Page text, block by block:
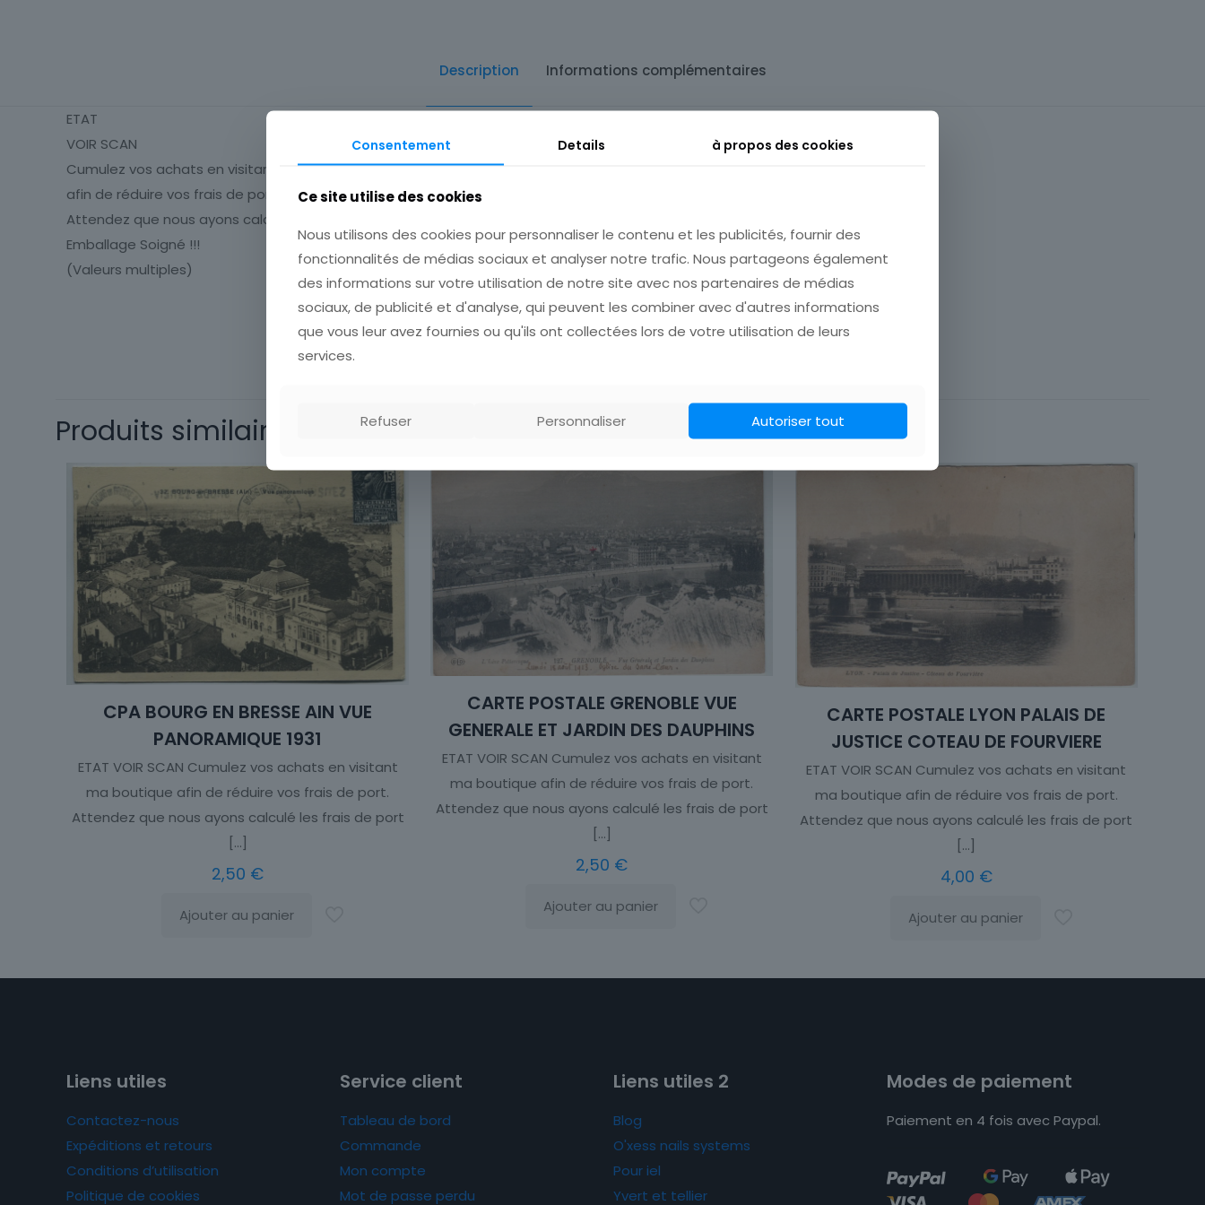
Description Informations complémentaires
ETAT
VOIR SCAN
Cumulez vos achats en visitant ma boutique
afin de réduire vos frais de port.
Attendez que nous ayons calculé les frais de port pour plusieurs achats avant de payer!
Emballage Soigné !!!
(Valeurs multiples)
Cartes postale
Département
63 Puy-de-Dôme
Sous-thème
Produits similaires
CPA BOURG EN BRESSE AIN VUE
PANORAMIQUE 1931
ETAT VOIR SCAN Cumulez vos achats en visitant
ma boutique afin de réduire vos frais de port.
Attendez que nous ayons calculé les frais de port
[…]
2,50 €
Ajouter au panier
CARTE POSTALE GRENOBLE VUE
GENERALE ET JARDIN DES DAUPHINS
ETAT VOIR SCAN Cumulez vos achats en visitant
ma boutique afin de réduire vos frais de port.
Attendez que nous ayons calculé les frais de port
[…]
2,50 €
Ajouter au panier
CARTE POSTALE LYON PALAIS DE
JUSTICE COTEAU DE FOURVIERE
ETAT VOIR SCAN Cumulez vos achats en visitant
ma boutique afin de réduire vos frais de port.
Attendez que nous ayons calculé les frais de port
[…]
4,00 €
Ajouter au panier
Liens utiles
Contactez-nous
Expéditions et retours
Conditions d’utilisation
Politique de cookies
Service client
Tableau de bord
Commande
Mon compte
Mot de passe perdu
Liens utiles 2
Blog
O'xess nails systems
Pour iel
Yvert et tellier
Modes de paiement
Paiement en 4 fois avec Paypal.
Consentement Details à propos des cookies
Ce site utilise des cookies
Nous utilisons des cookies pour personnaliser le contenu et les publicités, fournir des
fonctionnalités de médias sociaux et analyser notre trafic. Nous partageons également
des informations sur votre utilisation de notre site avec nos partenaires de médias
sociaux, de publicité et d'analyse, qui peuvent les combiner avec d'autres informations
que vous leur avez fournies ou qu'ils ont collectées lors de votre utilisation de leurs
services.
Refuser Personnaliser Autoriser tout